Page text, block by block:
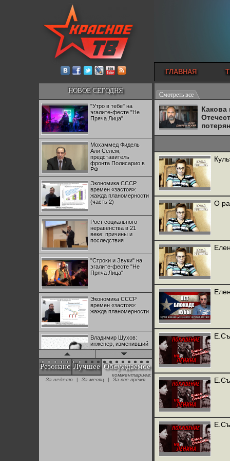
ГЛАВНАЯ
НОВОЕ СЕГОДНЯ
"Утро в тебе" на
эгалите-фесте "Не
Пряча Лица"
Мохаммед Фидель
Али Селем,
представитель
фронта Полисарио в
РФ
Экономика СССР
времен «застоя»:
жажда планомерности
(часть 2)
Рост социального
неравенства в 21
веке: причины и
последствия
"Строки и Звуки" на
эгалите-фесте "Не
Пряча Лица"
Экономика СССР
времен «застоя»:
жажда планомерности
Владимир Шухов:
инженер, изменивший
мир
"Аркадий Коц" на
эгалите-фесте "Не
Резонанс Лучшее Обсуждаемое
комментариев:
За неделю
| За месяц | За все время
Смотреть все
О